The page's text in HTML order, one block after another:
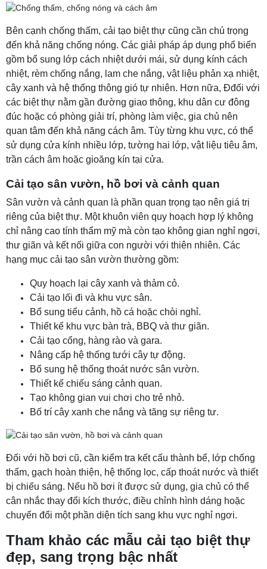
Bên cạnh chống thấm, cải tạo biệt thự cũng cần chú trọng
đến khả năng chống nóng. Các giải pháp áp dụng phổ biến
gồm bổ sung lớp cách nhiệt dưới mái, sử dụng kính cách
nhiệt, rèm chống nắng, lam che nắng, vật liệu phản xạ nhiệt,
cây xanh và hệ thống thông gió tự nhiên. Hơn nữa, Đđối với
các biệt thự nằm gần đường giao thông, khu dân cư đông
đúc hoặc có phòng giải trí, phòng làm việc, gia chủ nên
quan tâm đến khả năng cách âm. Tùy từng khu vực, có thể
sử dụng cửa kính nhiều lớp, tường hai lớp, vật liệu tiêu âm,
trần cách âm hoặc gioăng kín tại cửa.
Cải tạo sân vườn, hồ bơi và cảnh quan
Sân vườn và cảnh quan là phần quan trọng tạo nên giá trị
riêng của biệt thự. Một khuôn viên quy hoạch hợp lý không
chỉ nâng cao tính thẩm mỹ mà còn tạo không gian nghỉ ngơi,
thư giãn và kết nối giữa con người với thiên nhiên. Các
hạng mục cải tạo sân vườn thường gồm:
Quy hoạch lại cây xanh và thảm cỏ.
Cải tạo lối đi và khu vực sân.
Bổ sung tiểu cảnh, hồ cá hoặc chòi nghỉ.
Thiết kế khu vực bàn trà, BBQ và thư giãn.
Cải tạo cổng, hàng rào và gara.
Nâng cấp hệ thống tưới cây tự động.
Bổ sung hệ thống thoát nước sân vườn.
Thiết kế chiếu sáng cảnh quan.
Tạo không gian vui chơi cho trẻ nhỏ.
Bố trí cây xanh che nắng và tăng sự riêng tư.
Đối với hồ bơi cũ, cần kiểm tra kết cấu thành bể, lớp chống
thấm, gạch hoàn thiện, hệ thống lọc, cấp thoát nước và thiết
bị chiếu sáng. Nếu hồ bơi ít được sử dụng, gia chủ có thể
cân nhắc thay đổi kích thước, điều chỉnh hình dáng hoặc
chuyển đổi một phần diện tích sang khu vực nghỉ ngơi.
Tham khảo các mẫu cải tạo biệt thự
đẹp, sang trọng bậc nhất